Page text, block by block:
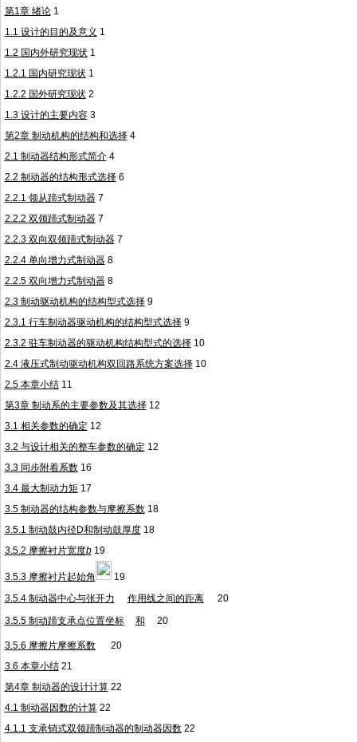
第1章 绪论1
1.1 设计的目的及意义 1
1.2 国内外研究现状1
1.2.1 国内研究现状1
1.2.2 国外研究现状2
1.3 设计的主要内容3
第2章 制动机构的结构和选择4
2.1 制动器结构形式简介4
2.2 制动器的结构形式选择6
2.2.1 领从蹄式制动器7
2.2.2 双领蹄式制动器7
2.2.3 双向双领蹄式制动器7
2.2.4 单向增力式制动器8
2.2.5 双向增力式制动器8
2.3 制动驱动机构的结构型式选择9
2.3.1 行车制动器驱动机构的结构型式选择9
2.3.2 驻车制动器的驱动机构结构型式的选择10
2.4 液压式制动驱动机构双回路系统方案选择10
2.5 本章小结11
第3章 制动系的主要参数及其选择12
3.1 相关参数的确定 12
3.2 与设计相关的整车参数的确定 12
3.3 同步附着系数16
3.4 最大制动力矩17
3.5 制动器的结构参数与摩擦系数18
3.5.1 制动鼓内径D和制动鼓厚度18
3.5.2 摩擦衬片宽度b19
3.5.3 摩擦衬片起始角
19
3.5.4 制动器中心与张开力 作用线之间的距离
20
3.5.5 制动蹄支承点位置坐标 和 20
3.5.6 摩擦片摩擦系数
20
3.6 本章小结21
第4章 制动器的设计计算22
4.1 制动器因数的计算22
4.1.1 支承销式双领蹄制动器的制动器因数22